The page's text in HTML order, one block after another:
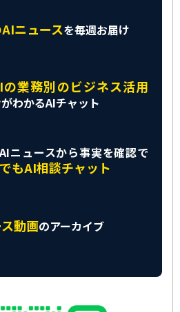
ニュースを毎週お届け
業務別のビジネス活用
がわかるAIチャット
ニュースから事実を確認で
もAI相談チャット
動画のアーカイブ